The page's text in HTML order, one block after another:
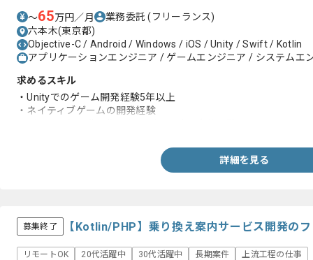
〜65万円／月 業務委託(フリーランス)
六本木(東京都)
Objective-C / Android / Windows / iOS / Unity / Swift / Kotlin
アプリケーションエンジニア / ゲームエンジニア / システムエ
求めるスキル
・Unityでのゲーム開発経験5年以上
・ネイティブゲームの開発経験
詳細を見る
募集終了 【Kotlin/PHP】乗り換え案内サービス開発の
リモートOK 20代活躍中 30代活躍中 長期案件 上流工程の仕事